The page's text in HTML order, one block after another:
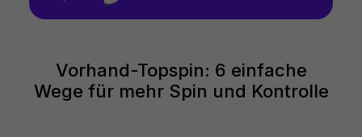
Vorhand-Topspin: 6 einfache
Wege für mehr Spin und Kontrolle